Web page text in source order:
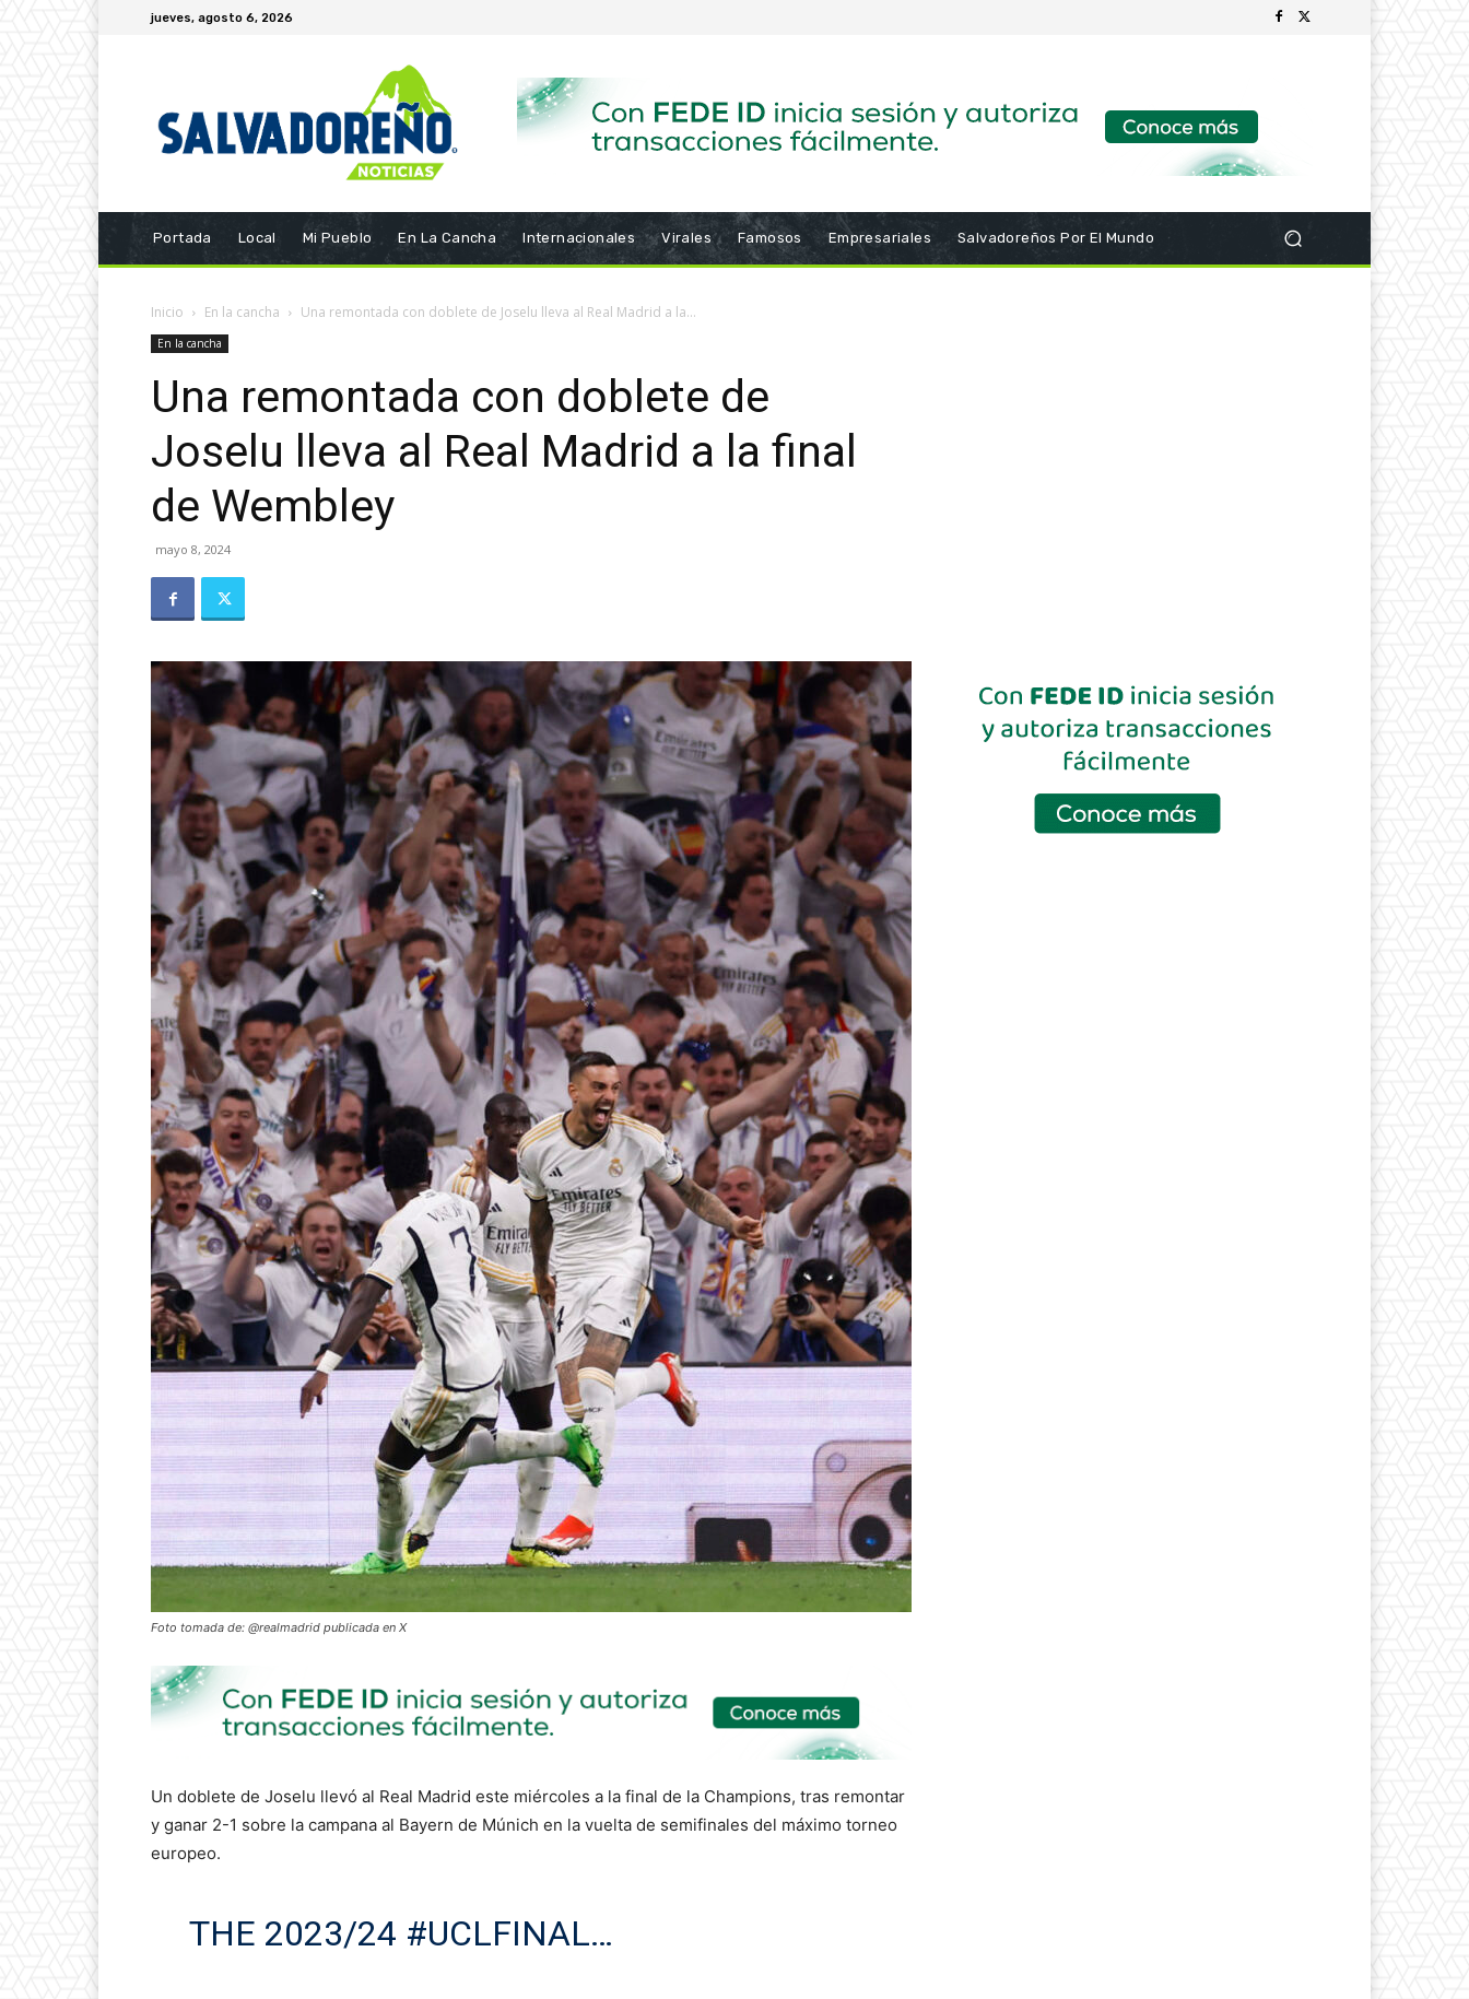
jueves, agosto 6, 2026
Portada Local Mi Pueblo En La Cancha Internacionales Virales Famosos Empresariales Salvadoreños Por El Mundo
Inicio En la cancha Una remontada con doblete de Joselu lleva al Real Madrid a la...
En la cancha
Una remontada con doblete de
Joselu lleva al Real Madrid a la final
de Wembley
mayo 8, 2024
Foto tomada de: @realmadrid publicada en X
Un doblete de Joselu llevó al Real Madrid este miércoles a la final de la Champions, tras remontar
y ganar 2-1 sobre la campana al Bayern de Múnich en la vuelta de semifinales del máximo torneo
europeo.
THE 2023/24 #UCLFINAL…